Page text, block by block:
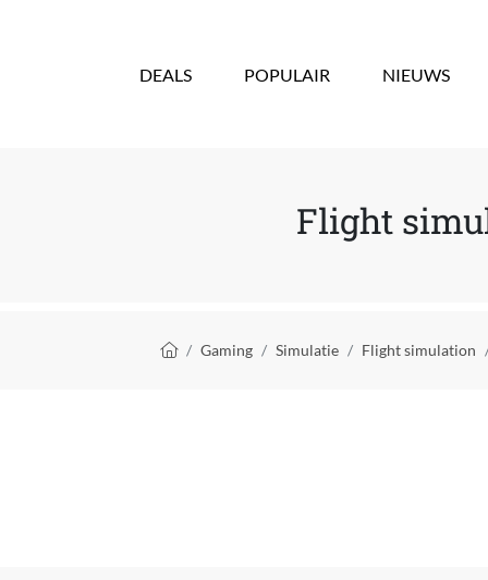
DEALS POPULAIR NIEUWS
Flight
Kruimelpad
Gaming Simulatie Flight simulation